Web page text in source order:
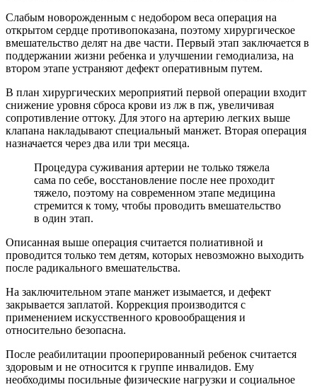
Слабым новорожденным с недобором веса операция на
открытом сердце противопоказана, поэтому хирургическое
вмешательство делят на две части. Первый этап заключается в
поддержании жизни ребенка и улучшении гемодиализа, на
втором этапе устраняют дефект оперативным путем.
В план хирургических мероприятий первой операции входит
снижение уровня сброса крови из лж в пж, увеличивая
сопротивление оттоку. Для этого на артерию легких выше
клапана накладывают специальный манжет. Вторая операция
назначается через два или три месяца.
Процедура суживания артерии не только тяжела
сама по себе, восстановление после нее проходит
тяжело, поэтому на современном этапе медицина
стремится к тому, чтобы проводить вмешательство
в один этап.
Описанная выше операция считается полиативной и
проводится только тем детям, которых невозможно выходить
после радикального вмешательства.
На заключительном этапе манжет изымается, и дефект
закрывается заплатой. Коррекция производится с
применением искусственного кровообращения и
относительно безопасна.
После реабилитации прооперированный ребенок считается
здоровым и не относится к группе инвалидов. Ему
необходимы посильные физические нагрузки и социальное